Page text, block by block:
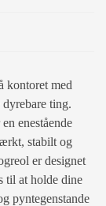
kontoret med
ting.
enestående
stabilt og
er designet
til at holde dine
pyntegenstande